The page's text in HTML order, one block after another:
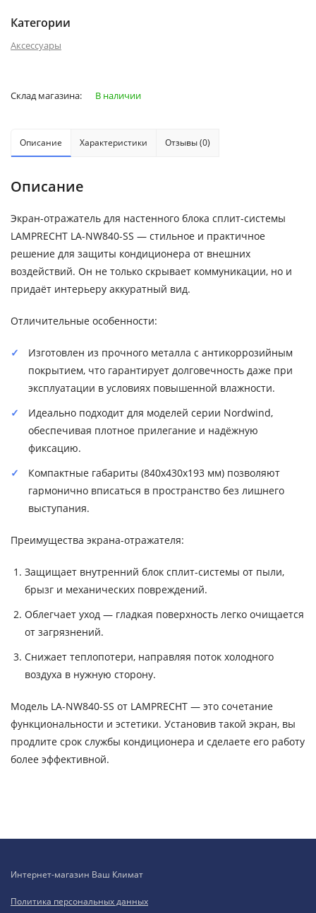
Категории
Аксессуары
Склад магазина: В наличии
Описание Характеристики Отзывы (0)
Описание
Экран-отражатель для настенного блока сплит-системы
LAMPRECHT LA-NW840-SS — стильное и практичное
решение для защиты кондиционера от внешних
воздействий. Он не только скрывает коммуникации, но и
придаёт интерьеру аккуратный вид.
Отличительные особенности:
Изготовлен из прочного металла с антикоррозийным
покрытием, что гарантирует долговечность даже при
эксплуатации в условиях повышенной влажности.
Идеально подходит для моделей серии Nordwind,
обеспечивая плотное прилегание и надёжную
фиксацию.
Компактные габариты (840x430x193 мм) позволяют
гармонично вписаться в пространство без лишнего
выступания.
Преимущества экрана-отражателя:
Защищает внутренний блок сплит-системы от пыли,
брызг и механических повреждений.
Облегчает уход — гладкая поверхность легко очищается
от загрязнений.
Снижает теплопотери, направляя поток холодного
воздуха в нужную сторону.
Модель LA-NW840-SS от LAMPRECHT — это сочетание
функциональности и эстетики. Установив такой экран, вы
продлите срок службы кондиционера и сделаете его работу
более эффективной.
Интернет-магазин Ваш Климат
Политика персональных данных